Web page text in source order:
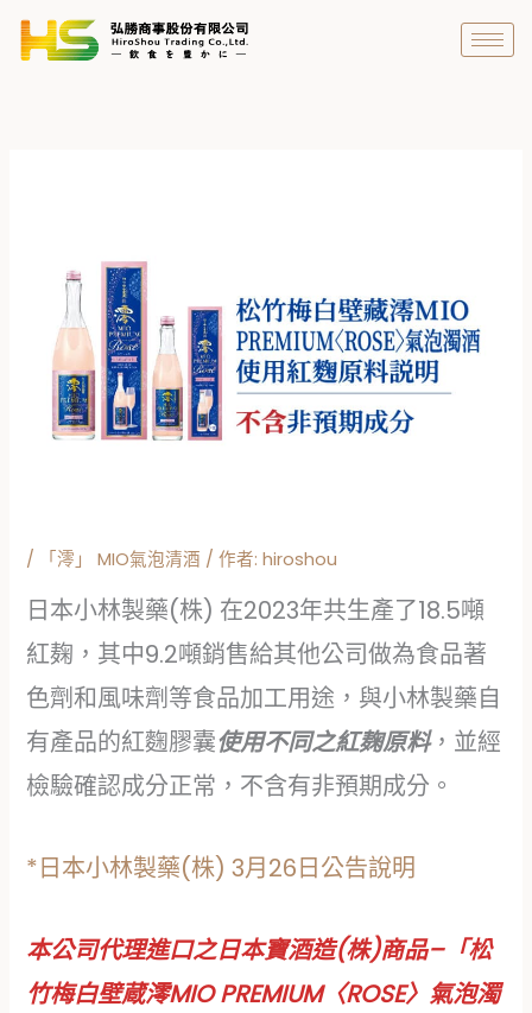
/ 「澪」 MIO氣泡清酒 / 作者:hiroshou
日本小林製藥(株) 在2023年共生產了18.5噸
紅麹，其中9.2噸銷售給其他公司做為食品著
色劑和風味劑等食品加工用途，與小林製藥自
有產品的紅麴膠囊使用不同之紅麹原料，並經
檢驗確認成分正常，不含有非預期成分。
*日本小林製藥(株) 3月26日公告說明
本公司代理進口之日本寶酒造(株)商品–「松
竹梅白壁蔵澪MIO PREMIUM〈ROSE〉氣泡濁